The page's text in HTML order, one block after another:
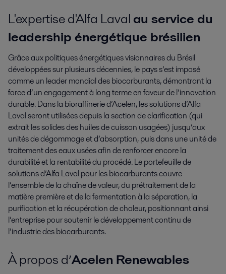
L'expertise d'Alfa Lavalau service du
leadership énergétique brésilien
Grâce aux politiques énergétiques visionnaires du Brésil
développées sur plusieurs décennies, le pays s’est imposé
comme un leader mondial des biocarburants, démontrant la
force d’un engagement à long terme en faveur de l’innovation
durable. Dans la bioraffinerie d’Acelen, les solutions d’Alfa
Laval seront utilisées depuis la section de clarification (qui
extrait les solides des huiles de cuisson usagées) jusqu’aux
unités de dégommage et d’absorption, puis dans une unité de
traitement des eaux usées afin de renforcer encore la
durabilité et la rentabilité du procédé. Le portefeuille de
solutions d’Alfa Laval pour les biocarburants couvre
l’ensemble de la chaîne de valeur, du prétraitement de la
matière première et de la fermentation à la séparation, la
purification et la récupération de chaleur, positionnant ainsi
l’entreprise pour soutenir le développement continu de
l’industrie des biocarburants.
À propos d’Acelen Renewables